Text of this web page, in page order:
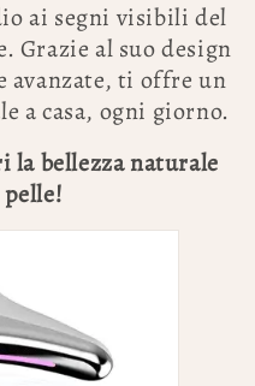
ai segni visibili del
Grazie al suo design
avanzate, ti offre un
a casa, ogni giorno.
la bellezza naturale